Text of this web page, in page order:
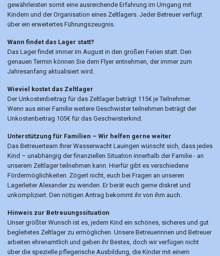
gewährleisten somit eine ausreichende Erfahrung im Umgang mit
Kindern und der Organisation eines Zeltlagers. Jeder Betreuer verfügt
über ein erweitertes Führungszeugnis.
Wann findet das Lager statt?
Das Lager findet immer im August in den großen Ferien statt. Den
genauen Termin können Sie dem Flyer entnehmen, der immer zum
Jahresanfang aktualisiert wird.
Wieviel kostet das Zeltlager
Der Unkostenbeitrag für das Zeltlager beträgt 115€ je Teilnehmer.
Wenn aus einer Familie weitere Geschwister teilnehmen beträgt der
Unkostenbeitrag 105€ für das Geschwisterkind.
Unterstützung für Familien – Wir helfen gerne weiter
Das Betreuerteam Ihrer Wasserwacht Lauingen wünscht sich, dass jedes
Kind – unabhängig der finanziellen Situation innerhalb der Familie - an
unserem Zeltlager teilnehmen kann. Hierfür gibt es verschiedene
Fördermöglichkeiten. Zögert nicht, euch bei Fragen an unseren
Lagerleiter Alexander zu wenden. Er berät euch gerne diskret und
unkompliziert. Den nötigen Antrag bekommt ihr von ihm auch.
Hinweis zur Betreuungssituation
Unser größter Wunsch ist es, jedem Kind ein schönes, sicheres und gut
begleitetes Zeltlager zu ermöglichen. Unsere Betreuerinnen und Betreuer
arbeiten ehrenamtlich und geben ihr Bestes, doch wir verfügen nicht
über die spezielle pflegerische Ausbildung, die Kinder mit einem